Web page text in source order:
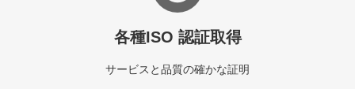
各種ISO 認証取得
サービスと品質の確かな証明